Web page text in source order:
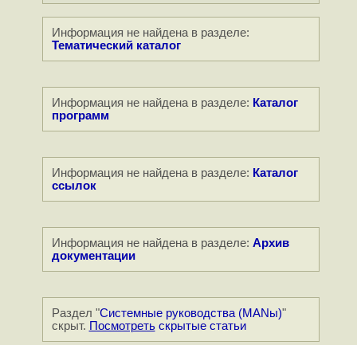
Информация не найдена в разделе:
Тематический каталог
Информация не найдена в разделе: Каталог
программ
Информация не найдена в разделе: Каталог
ссылок
Информация не найдена в разделе: Архив
документации
Раздел "Системные руководства (MANы)"
скрыт. Посмотретьскрытые статьи